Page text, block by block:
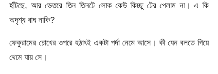
হাঁটছে, আর ভেতরে তিন তিনটে লোক কেউ কিচ্ছু টের পেলাম না। এ কি
অদৃশ্য বাঘ নাকি?
ফেকুরামের চোখের ওপরে হঠাৎই একটা পর্দা নেমে আসে। কী যেন বলতে গিয়ে
থেমে যায় সে।